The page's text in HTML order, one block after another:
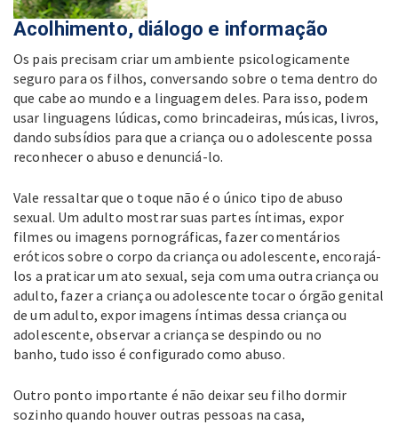
Acolhimento, diálogo e informação
Os pais precisam criar um ambiente psicologicamente
seguro para os filhos, conversando sobre o tema dentro do
que cabe ao mundo e a linguagem deles. Para isso, podem
usar linguagens lúdicas, como brincadeiras, músicas, livros,
dando subsídios para que a criança ou o adolescente possa
reconhecer o abuso e denunciá-lo.
Vale ressaltar que o toque não é o único tipo de abuso
sexual. Um adulto mostrar suas partes íntimas, expor
filmes ou imagens pornográficas, fazer comentários
eróticos sobre o corpo da criança ou adolescente, encorajá-
los a praticar um ato sexual, seja com uma outra criança ou
adulto, fazer a criança ou adolescente tocar o órgão genital
de um adulto, expor imagens íntimas dessa criança ou
adolescente, observar a criança se despindo ou no
banho, tudo isso é configurado como abuso.
Outro ponto importante é não deixar seu filho dormir
sozinho quando houver outras pessoas na casa,